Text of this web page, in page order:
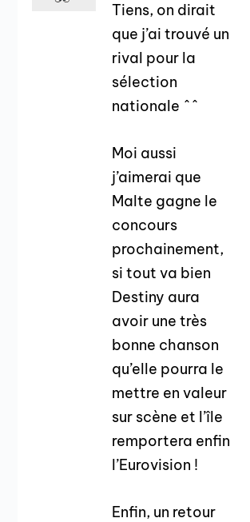
Tiens, on dirait
que j’ai trouvé un
rival pour la
sélection
nationale ^^
Moi aussi
j’aimerai que
Malte gagne le
concours
prochainement,
si tout va bien
Destiny aura
avoir une très
bonne chanson
qu’elle pourra le
mettre en valeur
sur scène et l’île
remportera enfin
l’Eurovision !
Enfin, un retour